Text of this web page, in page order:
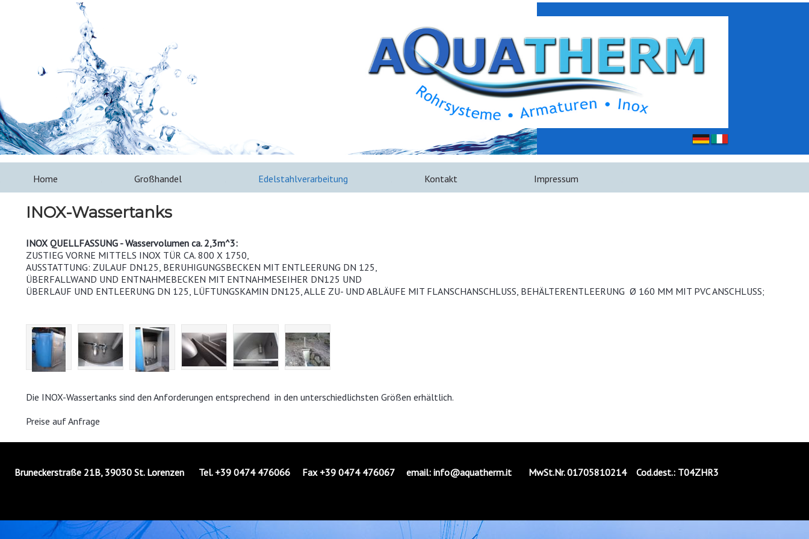
Home Großhandel Edelstahlverarbeitung Kontakt Impressum
INOX-Wassertanks
INOX QUELLFASSUNG - Wasservolumen ca. 2,3m^3:
ZUSTIEG VORNE MITTELS INOX TÜR CA. 800 X 1750,
AUSSTATTUNG: ZULAUF DN125, BERUHIGUNGSBECKEN MIT ENTLEERUNG DN 125,
ÜBERFALLWAND UND ENTNAHMEBECKEN MIT ENTNAHMESEIHER DN125 UND
ÜBERLAUF UND ENTLEERUNG DN 125, LÜFTUNGSKAMIN DN125, ALLE ZU- UND ABLÄUFE MIT FLANSCHANSCHLUSS, BEHÄLTERENTLEERUNG Ø 160 MM MIT PVC ANSCHLUSS;
Die INOX-Wassertanks sind den Anforderungen entsprechend in den unterschiedlichsten Größen erhältlich.
Preise auf Anfrage
Bruneckerstraße 21B, 39030 St. Lorenzen Tel. +39 0474 476066 Fax +39 0474 476067 email: info@aquatherm.it MwSt.Nr. 01705810214 Cod.dest.: T04ZHR3